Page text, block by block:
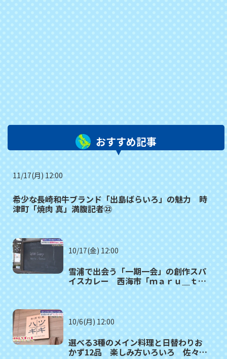
おすすめ記事
11/17(月) 12:00
希少な長崎和牛ブランド「出島ばらいろ」の魅力 時
津町「焼肉 真」満腹記者㉒
10/17(金) 12:00
雪浦で出会う「一期一会」の創作スパ
イスカレー 西海市「ｍａｒｕ＿ｔａ
10/6(月) 12:00
選べる3種のメイン料理と日替わりお
かず12品 楽しみ方いろいろ 佐々町